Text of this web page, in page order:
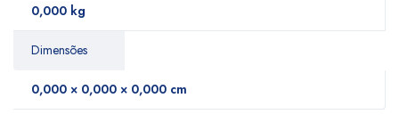
0,000 kg
Dimensões
0,000 × 0,000 × 0,000 cm